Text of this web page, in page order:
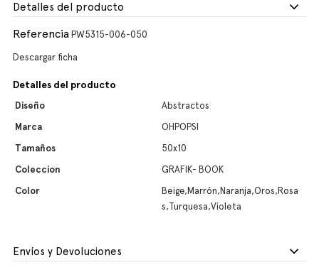
Detalles del producto
Referencia PW5315-006-050
Descargar ficha
Detalles del producto
Diseño
Abstractos
Marca
OHPOPSI
Tamaños
50x10
Coleccion
GRAFIK- BOOK
Color
Beige,Marrón,Naranja,Oros,Rosa
s,Turquesa,Violeta
Envíos y Devoluciones